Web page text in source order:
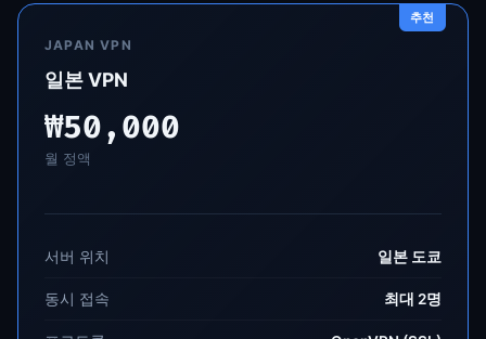
JAPAN VPN
일본 VPN
₩50,000
월 정액
서버 위치 일본 도쿄
동시 접속 최대 2명